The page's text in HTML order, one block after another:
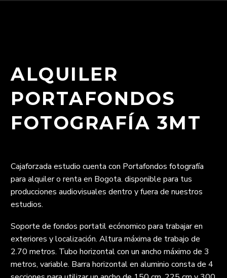
ALQUILER
PORTAFONDOS
FOTOGRAFÍA 3MT
Cajaforzada estudio cuenta con Portafondos fotografía
para alquiler o renta en Bogota. disponible para tus
producciones audiovisuales dentro y fuera de nuestros
estudios.
Soporte de fondos portatil ecónomico para trabajar en
exteriores y localización. Altura máxima de trabajo de
2.70 metros. Tubo horizontal con un ancho máximo de 3
metros, variable. Barra horizontal en aluminio consta de 4